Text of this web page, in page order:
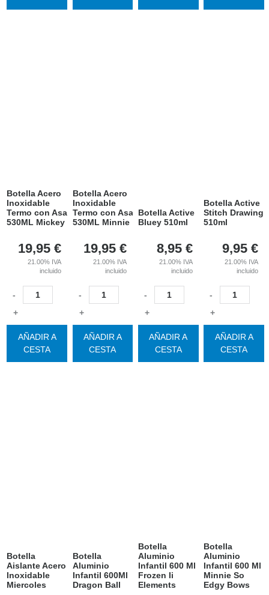
Botella Acero
Inoxidable
Termo con Asa
530ML Mickey
19,95 €
21.00% IVA
incluido
-
+
AÑADIR A
CESTA
Botella Acero
Inoxidable
Termo con Asa
530ML Minnie
19,95 €
21.00% IVA
incluido
-
+
AÑADIR A
CESTA
Botella Active
Bluey 510ml
8,95 €
21.00% IVA
incluido
-
+
AÑADIR A
CESTA
Botella Active
Stitch Drawing
510ml
9,95 €
21.00% IVA
incluido
-
+
AÑADIR A
CESTA
Botella
Aislante Acero
Inoxidable
Miercoles
Botella
Aluminio
Infantil 600Ml
Dragon Ball
Botella
Aluminio
Infantil 600 Ml
Frozen Ii
Elements
Botella
Aluminio
Infantil 600 Ml
Minnie So
Edgy Bows